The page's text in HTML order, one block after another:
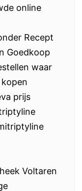
online
Recept
Goedkoop
waar
prijs
Voltaren